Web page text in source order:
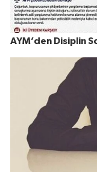
AYM’den Disiplin